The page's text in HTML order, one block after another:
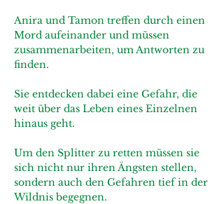
Anira und Tamon treffen durch einen
Mord aufeinander und müssen
zusammenarbeiten, um Antworten zu
finden.
Sie entdecken dabei eine Gefahr, die
weit über das Leben eines Einzelnen
hinaus geht.
Um den Splitter zu retten müssen sie
sich nicht nur ihren Ängsten stellen,
sondern auch den Gefahren tief in der
Wildnis begegnen.